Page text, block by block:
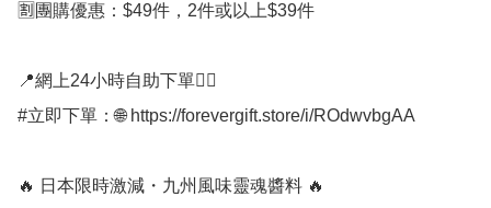
🈹團購優惠：$49件，2件或以上$39件
📍網上24小時自助下單👍🏻
#立即下單：🌐 https://forevergift.store/i/ROdwvbgAA
🔥 日本限時激減・九州風味靈魂醬料 🔥